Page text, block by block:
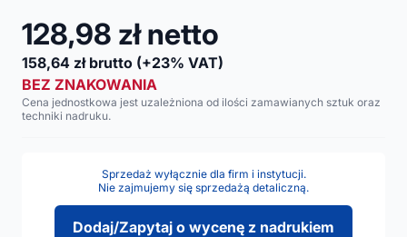
128,98 zł netto
158,64 zł brutto (+23% VAT)
BEZ ZNAKOWANIA
Cena jednostkowa jest uzależniona od ilości zamawianych sztuk oraz
techniki nadruku.
Sprzedaż wyłącznie dla firm i instytucji.
Nie zajmujemy się sprzedażą detaliczną.
Dodaj/Zapytaj o wycenę z nadrukiem